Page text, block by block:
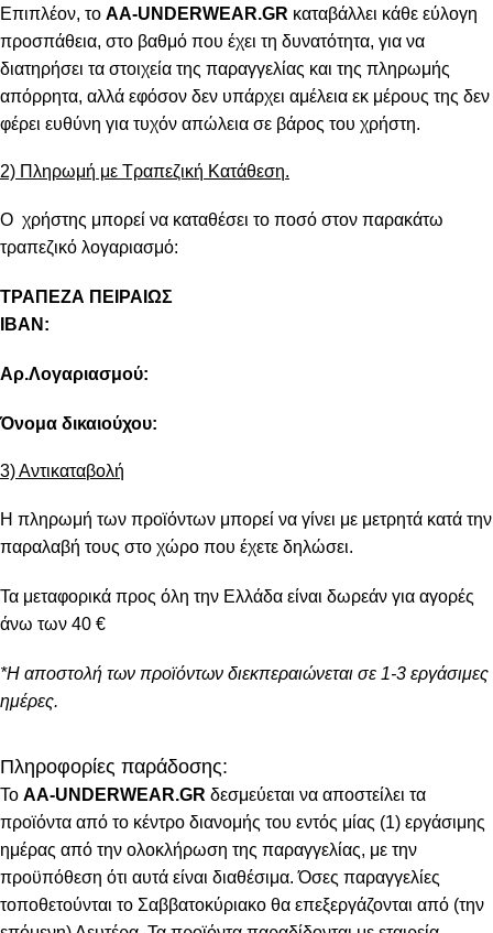
Επιπλέον, το AA-UNDERWEAR.GR καταβάλλει κάθε εύλογη
προσπάθεια, στο βαθμό που έχει τη δυνατότητα, για να
διατηρήσει τα στοιχεία της παραγγελίας και της πληρωμής
απόρρητα, αλλά εφόσον δεν υπάρχει αμέλεια εκ μέρους της δεν
φέρει ευθύνη για τυχόν απώλεια σε βάρος του χρήστη.
2) Πληρωμή με Τραπεζική Κατάθεση.
Ο χρήστης μπορεί να καταθέσει το ποσό στον παρακάτω
τραπεζικό λογαριασμό:
ΤΡΑΠΕΖΑ ΠΕΙΡΑΙΩΣ
IBAN:
Αρ.Λογαριασμού:
Όνομα δικαιούχου:
3) Αντικαταβολή
Η πληρωμή των προϊόντων μπορεί να γίνει με μετρητά κατά την
παραλαβή τους στο χώρο που έχετε δηλώσει.
Τα μεταφορικά προς όλη την Ελλάδα είναι δωρεάν για αγορές
άνω των 40 €
*Η αποστολή των προϊόντων διεκπεραιώνεται σε 1-3 εργάσιμες
ημέρες.
Πληροφορίες παράδοσης:
To AA-UNDERWEAR.GR δεσμεύεται να αποστείλει τα
προϊόντα από το κέντρο διανομής του εντός μίας (1) εργάσιμης
ημέρας από την ολοκλήρωση της παραγγελίας, με την
προϋπόθεση ότι αυτά είναι διαθέσιμα. Όσες παραγγελίες
τοποθετούνται το Σαββατοκύριακο θα επεξεργάζονται από (την